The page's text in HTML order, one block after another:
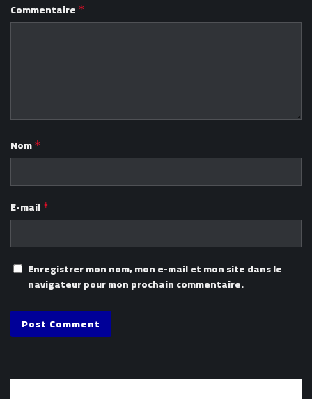
Commentaire *
Nom *
E-mail *
Enregistrer mon nom, mon e-mail et mon site dans le
navigateur pour mon prochain commentaire.